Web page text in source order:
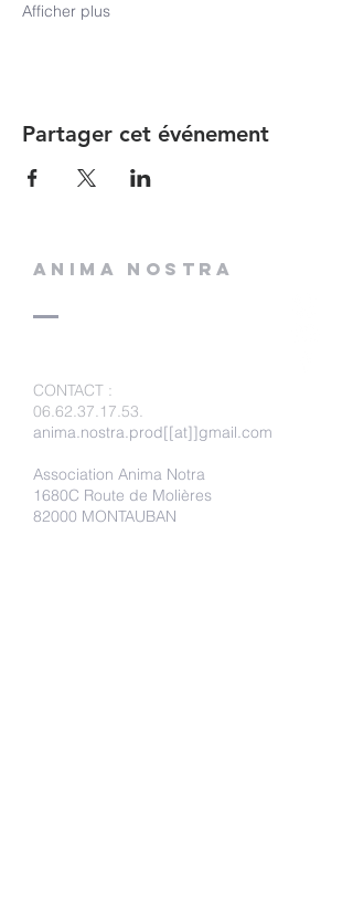
Afficher plus
Partager cet événement
ANIMA NOSTRA
CONTACT :
06.62.37.17.53.
anima.nostra.prod[[at]]gmail.com
Association Anima Notra
1680C Route de Molières
82000 MONTAUBAN